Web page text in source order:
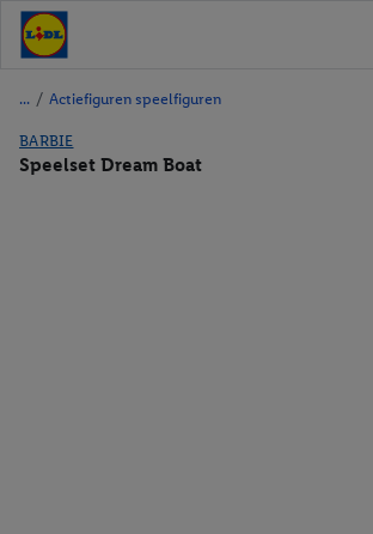
/ Actiefiguren speelfiguren
BARBIE
Speelset Dream Boat